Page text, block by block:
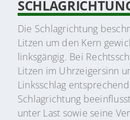
Die Schlagrichtung
Litzen um den Kern
linksgängig. Bei
Litzen im Uhrzeigersinn
Linksschlag
Schlagrichtung
unter Last sowie seine